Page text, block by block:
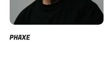
PHAXE